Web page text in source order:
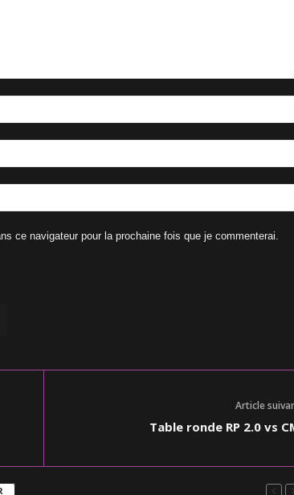
ce navigateur pour la prochaine fois que je commenterai.
Article
Table ronde RP 2.0 vs